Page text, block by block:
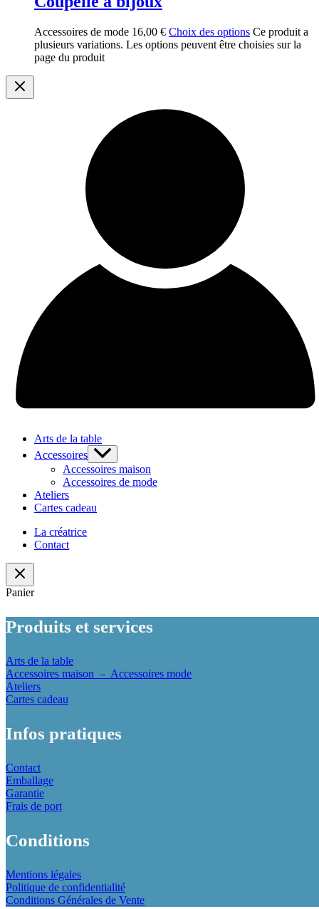
Accessoires de mode 16,00 € Choix des options Ce produit a
plusieurs variations. Les options peuvent être choisies sur la
page du produit
Arts de la table
Accessoires
Accessoires maison
Accessoires de mode
Ateliers
Cartes cadeau
La créatrice
Contact
Panier
Produits et services
Arts de la table
Accessoires maison – Accessoires mode
Ateliers
Cartes cadeau
Infos pratiques
Contact
Emballage
Garantie
Frais de port
Conditions
Mentions légales
Politique de confidentialité
Conditions Générales de Vente